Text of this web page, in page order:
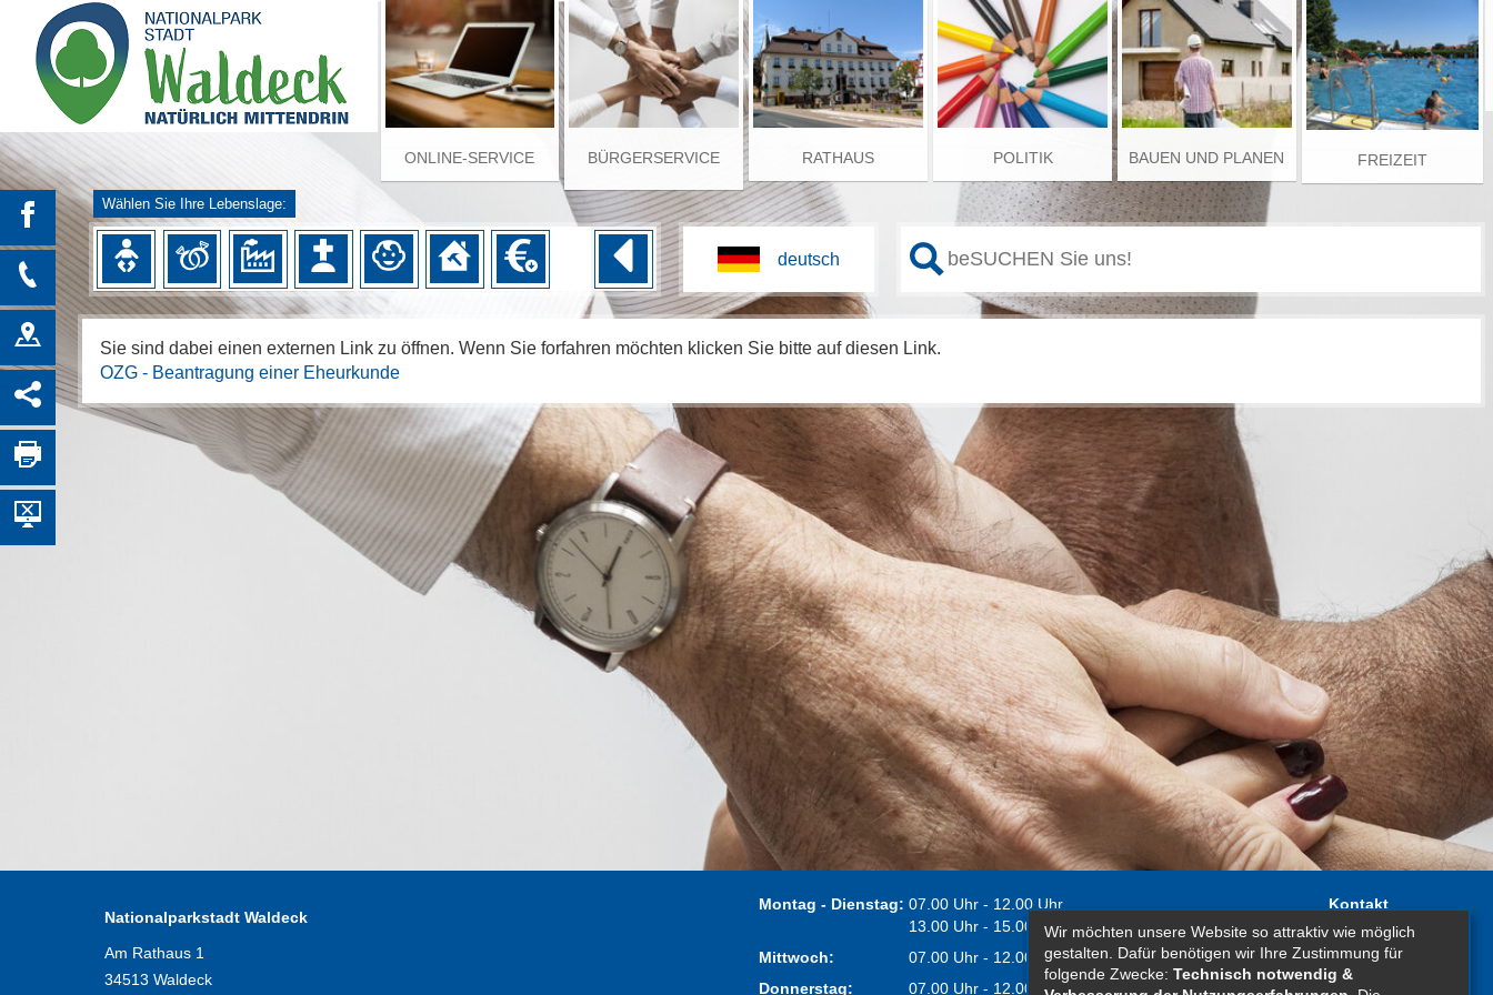
ONLINE-SERVICE BÜRGERSERVICE RATHAUS POLITIK BAUEN UND PLANEN FREIZEIT
Wählen Sie Ihre Lebenslage:
Sie sind dabei einen externen Link zu öffnen. Wenn Sie forfahren möchten klicken Sie bitte auf diesen Link.
OZG - Beantragung einer Eheurkunde
Nationalparkstadt Waldeck
Am Rathaus 1
34513 Waldeck
Montag - Dienstag: 07.00 Uhr - 12.00 Uhr
13.00 Uhr - 15.00 Uhr
Mittwoch:
07.00 Uhr - 12.00 Uhr
Donnerstag:
07.00 Uhr - 12.00 Uhr
Kontakt
Impressum
Erklärung zur
Barrierefreiheit
Wir möchten unsere Website so attraktiv wie möglich
gestalten. Dafür benötigen wir Ihre Zustimmung für
folgende Zwecke: Technisch notwendig &